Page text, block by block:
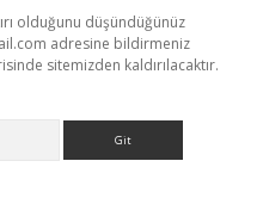
olduğunu düşündüğünüz
adresine bildirmeniz
sitemizden kaldırılacaktır.